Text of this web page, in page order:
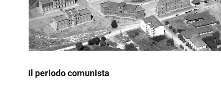
Il periodo comunista